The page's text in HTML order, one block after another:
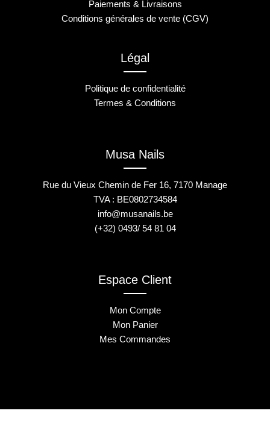
Paiements & Livraisons
Conditions générales de vente (CGV)
Légal
Politique de confidentialité
Termes & Conditions
Musa Nails
Rue du Vieux Chemin de Fer 16, 7170 Manage
TVA : BE0802734584
info@musanails.be
(+32) 0493/ 54 81 04
Espace Client
Mon Compte
Mon Panier
Mes Commandes